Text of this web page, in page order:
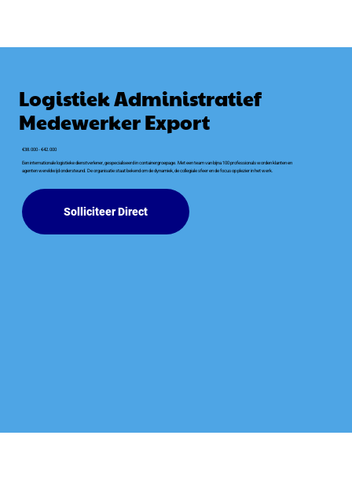
Logistiek Administratief
Medewerker Export
€38.000 - €42.000
Een internationale logistieke dienstverlener, gespecialiseerd in containergroepage. Met een team van bijna 100 professionals worden klanten en
agenten wereldwijd ondersteund. De organisatie staat bekend om de dynamiek, de collegiale sfeer en de focus op plezier in het werk.
Solliciteer Direct